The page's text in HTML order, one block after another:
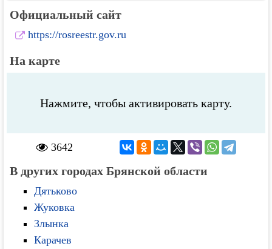
Официальный сайт
https://rosreestr.gov.ru
На карте
Нажмите, чтобы активировать карту.
3642
В других городах Брянской области
Дятьково
Жуковка
Злынка
Карачев